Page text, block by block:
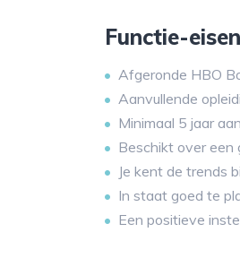
Functie-eisen
Afgeronde HBO
Aanvullende
Minimaal 5 jaar
Beschikt over een
Je kent de trends
In staat goed te
Een positieve